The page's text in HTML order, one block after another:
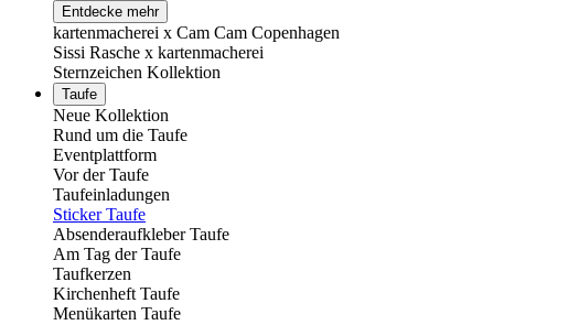
Entdecke mehr
kartenmacherei x Cam Cam Copenhagen
Sissi Rasche x kartenmacherei
Sternzeichen Kollektion
Taufe
Neue Kollektion
Rund um die Taufe
Eventplattform
Vor der Taufe
Taufeinladungen
Sticker Taufe
Absenderaufkleber Taufe
Am Tag der Taufe
Taufkerzen
Kirchenheft Taufe
Menükarten Taufe